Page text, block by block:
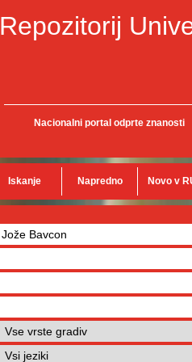
Repozitorij
Nacionalni portal odprte znanosti
Iskanje Napredno Novo v